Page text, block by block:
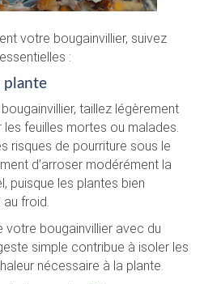
votre bougainvillier, suivez
:
plante
taillez légèrement
feuilles mortes ou malades.
risques de pourriture sous le
d’arroser modérément la
puisque les plantes bien
froid.
votre bougainvillier avec du
simple contribue à isoler les
nécessaire à la plante.